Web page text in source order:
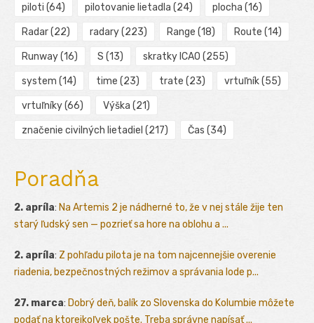
piloti (64) pilotovanie lietadla (24) plocha (16)
Radar(22) radary(223) Range (18) Route (14)
Runway(16) S (13) skratky ICAO (255)
system (14) time (23) trate (23) vrtuľník(55)
vrtuľníky(66) Výška (21)
značenie civilných lietadiel (217) Čas (34)
Poradňa
2. apríla: Na Artemis 2 je nádherné to, že v nej stále žije ten
starý ľudský sen — pozrieť sa hore na oblohu a ...
2. apríla: Z pohľadu pilota je na tom najcennejšie overenie
riadenia, bezpečnostných režimov a správania lode p...
27. marca: Dobrý deň, balík zo Slovenska do Kolumbie môžete
podať na ktorejkoľvek pošte. Treba správne napísať ...